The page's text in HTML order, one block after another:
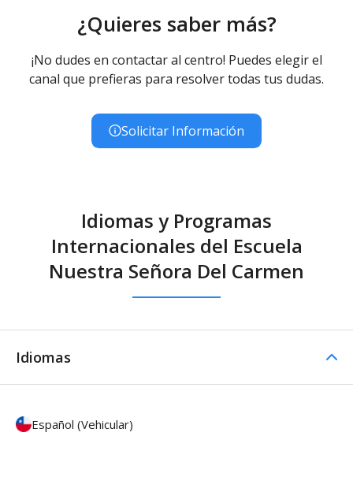
¿Quieres saber más?
¡No dudes en contactar al centro! Puedes elegir el
canal que prefieras para resolver todas tus dudas.
Solicitar Información
Idiomas y Programas
Internacionales del Escuela
Nuestra Señora Del Carmen
Idiomas
Español (Vehicular)